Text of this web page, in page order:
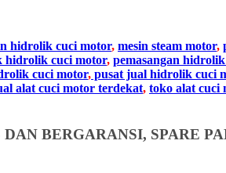
hidrolik cuci motor, mesin steam motor,
hidrolik cuci motor, pemasangan
cuci motor, pusat jual hidrolik cuci
alat cuci motor terdekat, toko alat cuci
BERGARANSI, SPARE